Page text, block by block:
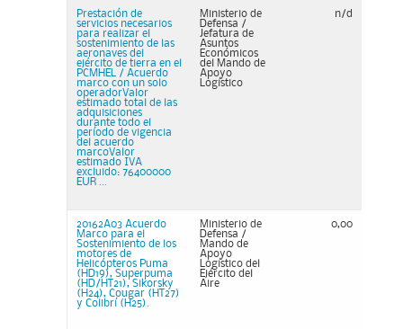
Prestación de
servicios necesarios
para realizar el
sostenimiento de las
aeronaves del
ejército de tierra en el
PCMHEL / Acuerdo
marco con un solo
operadorValor
estimado total de las
adquisiciones
durante todo el
período de vigencia
del acuerdo
marcoValor
estimado IVA
excluido: 76400000
EUR ...
Ministerio de
Defensa /
Jefatura de
Asuntos
Económicos
del Mando de
Apoyo
Logístico
n/d
20162A03 Acuerdo
Marco para el
Sostenimiento de los
motores de
Helicópteros Puma
(HD19), Superpuma
(HD/HT21), Sikorsky
(H24), Cougar (HT27)
y Colibrí (H25).
Ministerio de
Defensa /
Mando de
Apoyo
Logístico del
Ejército del
Aire
0,00